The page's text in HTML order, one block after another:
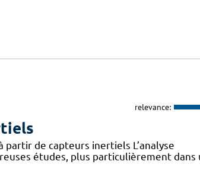
relevance:
de capteurs inertiels L’analyse
études, plus particulièrement dans